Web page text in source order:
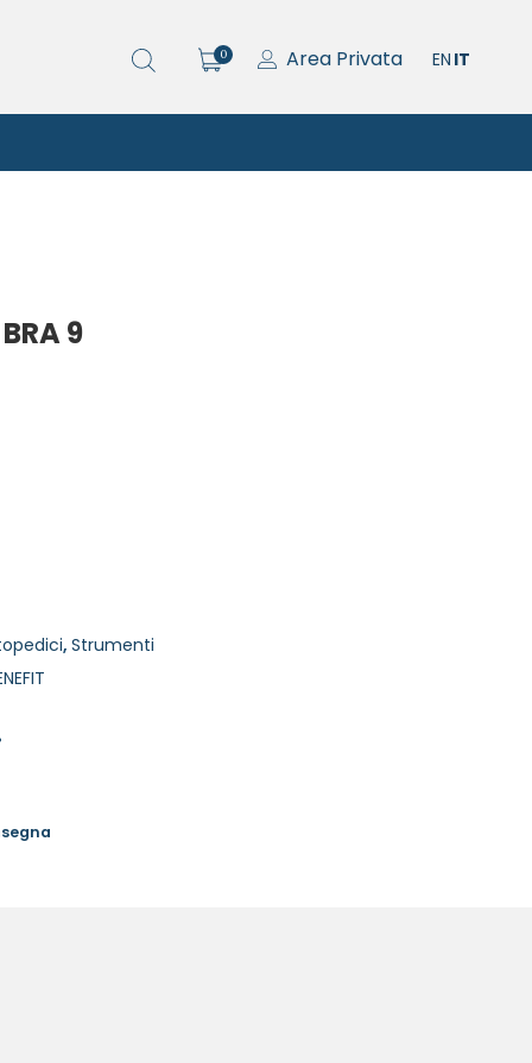
EN IT
Area Privata
0
9
, Strumenti